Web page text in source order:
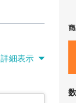
詳細表示